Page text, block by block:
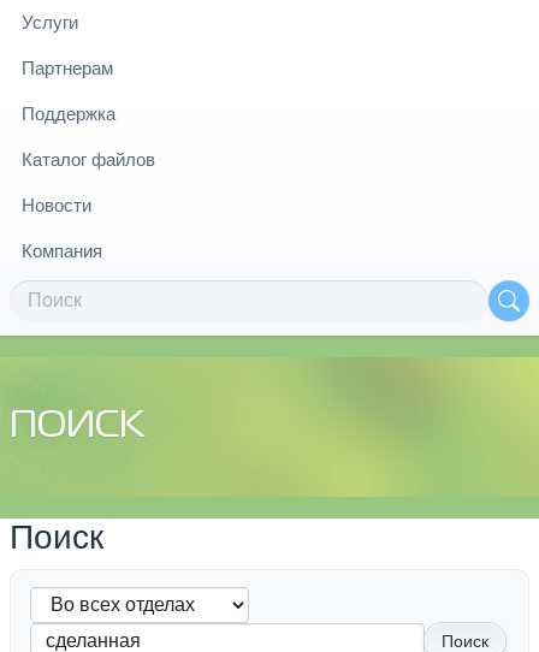
Услуги
Партнерам
Поддержка
Каталог файлов
Новости
Компания
ПОИСК
Поиск
Поиск